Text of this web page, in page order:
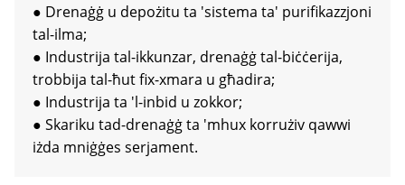
● Drenaġġ u depożitu ta 'sistema ta' purifikazzjoni
tal-ilma;
● Industrija tal-ikkunzar, drenaġġ tal-biċċerija,
trobbija tal-ħut fix-xmara u għadira;
● Industrija ta 'l-inbid u zokkor;
● Skariku tad-drenaġġ ta 'mhux korrużiv qawwi
iżda mniġġes serjament.